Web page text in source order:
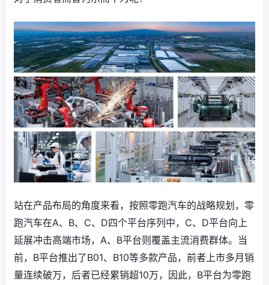
站在产品布局的角度来看，按照零跑汽车的战略规划，零
跑汽车在A、B、C、D四个平台序列中，C、D平台向上
延展冲击高端市场，A、B平台则覆盖主流消费群体。当
前，B平台推出了B01、B10等多款产品，前者上市多月销
量连续破万，后者已经累销超10万，因此，B平台为零跑